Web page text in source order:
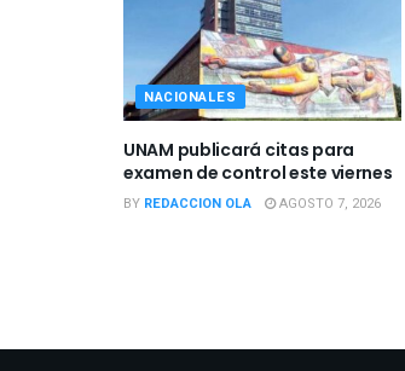
NACIONALES
UNAM publicará citas para
examen de control este viernes
BYREDACCION OLA AGOSTO 7, 2026